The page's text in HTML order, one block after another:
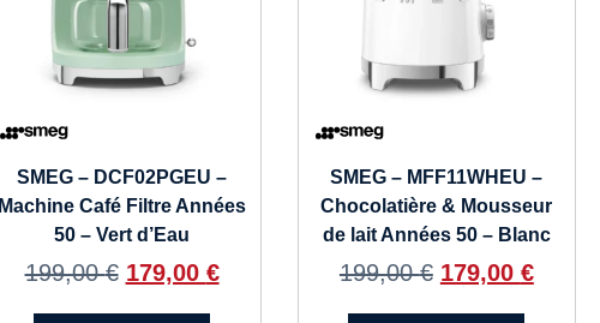
SMEG – DCF02PGEU –
Machine Café Filtre Années
50 – Vert d’Eau
199,00€ 179,00 €
SMEG – MFF11WHEU –
Chocolatière & Mousseur
de lait Années 50 – Blanc
199,00€ 179,00 €